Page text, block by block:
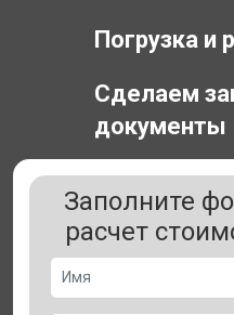
Погрузка и
Сделаем
документы
Заполните
расчет